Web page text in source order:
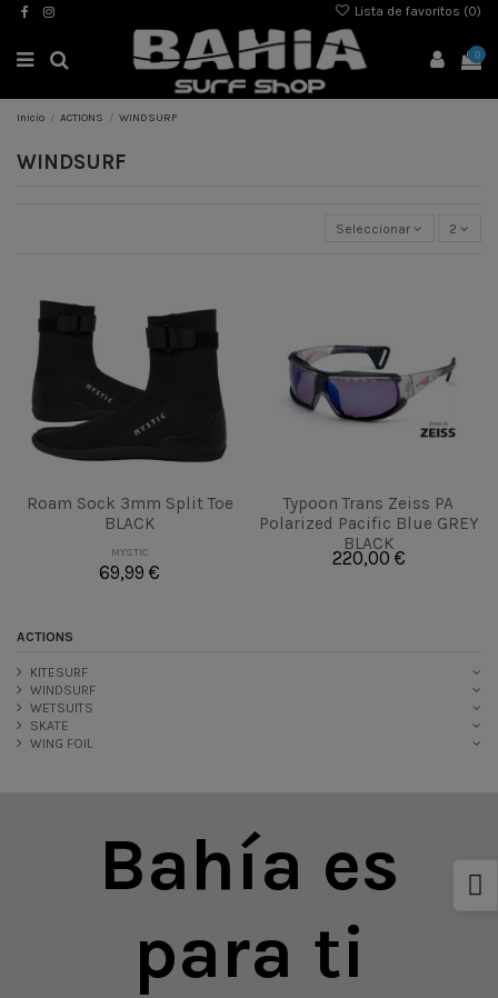
Lista de favoritos (0)
0
Inicio ACTIONS WINDSURF
WINDSURF
Seleccionar 2
Roam Sock 3mm Split Toe
BLACK
MYSTIC
69,99 €
Typoon Trans Zeiss PA
Polarized Pacific Blue GREY
BLACK
220,00 €
ACTIONS
KITESURF
WINDSURF
WETSUITS
SKATE
WING FOIL
Bahía es
para ti